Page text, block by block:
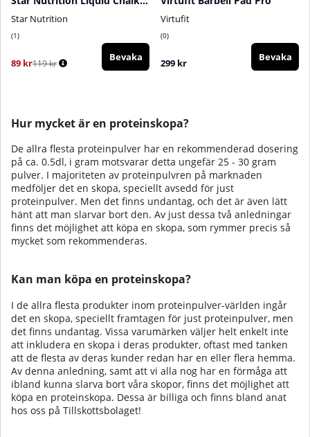
Star Nutrition
1
89 kr119 kr
Bevaka
Virtufit
0
299 kr Bevaka
Hur mycket är en proteinskopa?
De allra flesta proteinpulver har en rekommenderad dosering
på ca. 0.5dl, i gram motsvarar detta ungefär 25 - 30 gram
pulver. I majoriteten av proteinpulvren på marknaden
medföljer det en skopa, speciellt avsedd för just
proteinpulver. Men det finns undantag, och det är även lätt
hänt att man slarvar bort den. Av just dessa två anledningar
finns det möjlighet att köpa en skopa, som rymmer precis så
mycket som rekommenderas.
Kan man köpa en proteinskopa?
I de allra flesta produkter inom proteinpulver-världen ingår
det en skopa, speciellt framtagen för just proteinpulver, men
det finns undantag. Vissa varumärken väljer helt enkelt inte
att inkludera en skopa i deras produkter, oftast med tanken
att de flesta av deras kunder redan har en eller flera hemma.
Av denna anledning, samt att vi alla nog har en förmåga att
ibland kunna slarva bort våra skopor, finns det möjlighet att
köpa en proteinskopa. Dessa är billiga och finns bland anat
hos oss på Tillskottsbolaget!